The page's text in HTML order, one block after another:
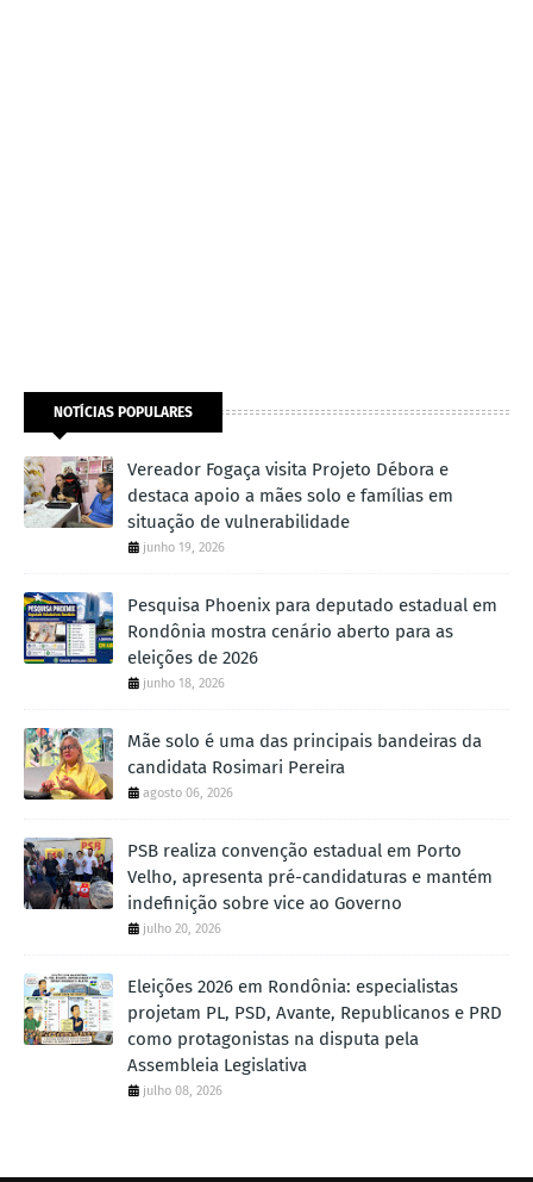
NOTÍCIAS POPULARES
Vereador Fogaça visita Projeto Débora e
destaca apoio a mães solo e famílias em
situação de vulnerabilidade
junho 19, 2026
Pesquisa Phoenix para deputado estadual em
Rondônia mostra cenário aberto para as
eleições de 2026
junho 18, 2026
Mãe solo é uma das principais bandeiras da
candidata Rosimari Pereira
agosto 06, 2026
PSB realiza convenção estadual em Porto
Velho, apresenta pré-candidaturas e mantém
indefinição sobre vice ao Governo
julho 20, 2026
Eleições 2026 em Rondônia: especialistas
projetam PL, PSD, Avante, Republicanos e PRD
como protagonistas na disputa pela
Assembleia Legislativa
julho 08, 2026